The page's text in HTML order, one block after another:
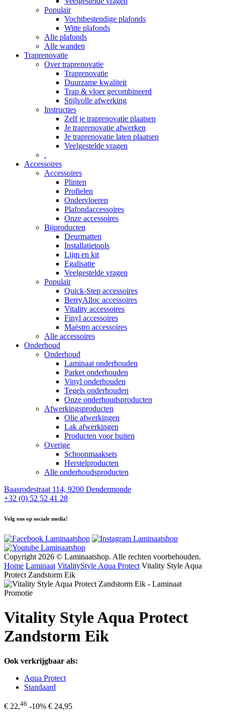
Populair
Vochtbestendige plafonds
Witte plafonds
Alle plafonds
Alle wanden
Traprenovatie
Over traprenovatie
Traprenovatie
Duurzame kwaliteit
Trap & vloer gecombineerd
Stijlvolle afwerking
Instructies
Zelf je traprenovatie plaatsen
Je traprenovatie afwerken
Je traprenovatie laten plaatsen
Veelgestelde vragen
.
Accessoires
Accessoires
Plinten
Profielen
Ondervloeren
Plafondaccessoires
Onze accessoires
Bijproducten
Deurmatten
Installatietools
Lijm en kit
Egalisatie
Veelgestelde vragen
Populair
Quick-Step accessoires
BerryAlloc accessoires
Vitality accessoires
Finyl accessoires
Maëstro accessoires
Alle accessoires
Onderhoud
Onderhoud
Laminaat onderhouden
Parket onderhouden
Vinyl onderhouden
Tegels onderhouden
Onze onderhoudsproducten
Afwerkingsproducten
Olie afwerkingen
Lak afwerkingen
Producten voor buiten
Overige
Schoonmaaksets
Herstelproducten
Alle onderhoudsproducten
Baasrodestraat 114, 9200 Dendermonde
+32 (0) 52 52 41 28
Volg ons op sociale media!
Copyright 2026 © Laminaatshop. Alle rechten voorbehouden.
Home Laminaat VitalityStyle Aqua Protect Vitality Style Aqua
Protect Zandstorm Eik
Promotie
Vitality Style Aqua Protect
Zandstorm Eik
Ook verkrijgbaar als:
Aqua Protect
Standaard
€ 22,46 -10% € 24,95